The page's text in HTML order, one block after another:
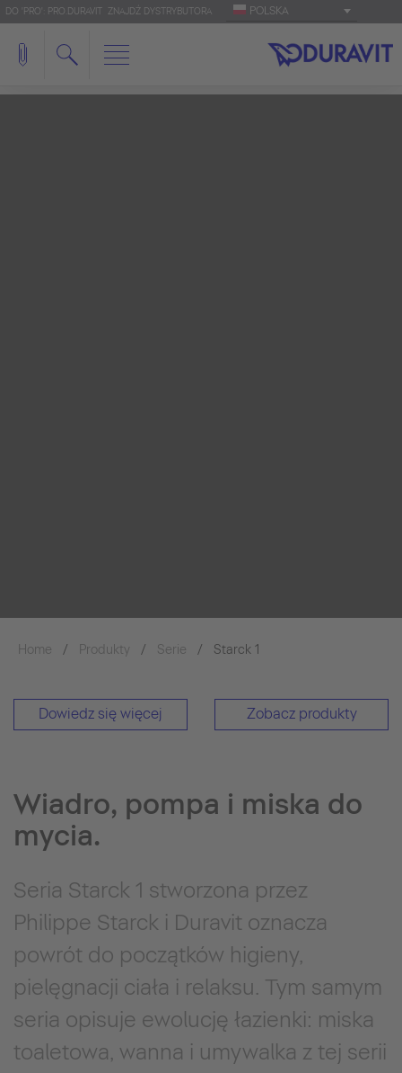
DO 'PRO': PRO.DURAVIT ZNAJDŹ DYSTRYBUTORA POLSKA
Home Produkty Serie Starck 1
Dowiedz się więcej Zobacz produkty
Wiadro, pompa i miska do
mycia.
Seria Starck 1 stworzona przez
Philippe Starck i Duravit oznacza
powrót do początków higieny,
pielęgnacji ciała i relaksu. Tym samym
seria opisuje ewolucję łazienki: miska
toaletowa, wanna i umywalka z tej serii